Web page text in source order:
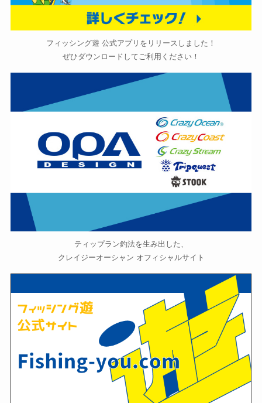
フィッシング遊 公式アプリをリリースしました！
ぜひダウンロードしてご利用ください！
ティップラン釣法を生み出した、
クレイジーオーシャン オフィシャルサイト